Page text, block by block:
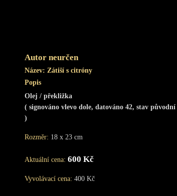
Autor neurčen
Název: Zátiší s citróny
Popis
Olej / překližka
( signováno vlevo dole, datováno 42, stav původní
)
Rozměr: 18 x 23 cm
Aktuální cena: 600 Kč
Vyvolávací cena: 400 Kč